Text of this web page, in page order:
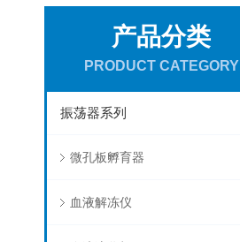
产品分类
PRODUCT CATEGORY
振荡器系列
微孔板孵育器
血液解冻仪